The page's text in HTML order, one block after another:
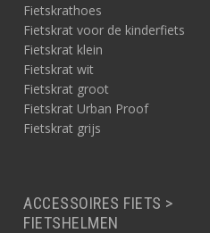
Fietskrathoes
Fietskrat voor de kinderfiets
Fietskrat klein
Fietskrat wit
Fietskrat groot
Fietskrat Urban Proof
Fietskrat grijs
ACCESSOIRES FIETS >
FIETSHELMEN